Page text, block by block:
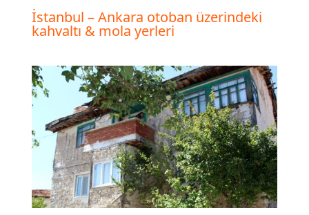
İstanbul – Ankara otoban üzerindeki
kahvaltı & mola yerleri